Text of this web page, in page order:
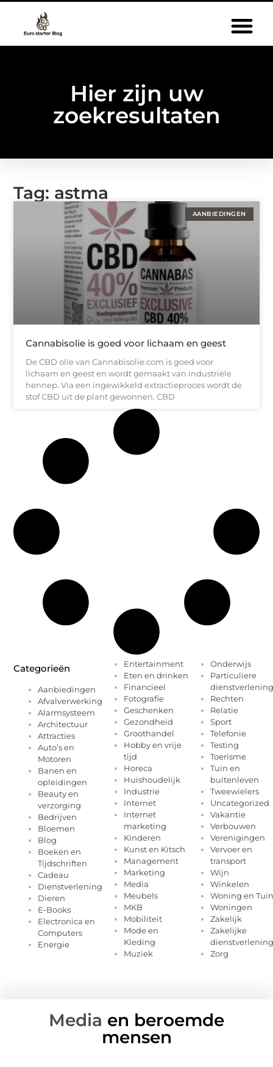
Hier zijn uw
zoekresultaten
Tag: astma
AANBIEDINGEN
Cannabisolie is goed voor lichaam en geest
De CBD olie van Cannabisolie.com is goed voor
lichaam en geest en wordt gemaakt van industriële
hennep. Via een ingewikkeld extractieproces wordt de
stof CBD uit de plant gewonnen. CBD
Categorieën
Aanbiedingen
Afvalverwerking
Alarmsysteem
Architectuur
Attracties
Auto’s en
Motoren
Banen en
opleidingen
Beauty en
verzorging
Bedrijven
Bloemen
Blog
Boeken en
Tijdschriften
Cadeau
Dienstverlening
Dieren
E-Books
Electronica en
Computers
Energie
Entertainment
Eten en drinken
Financieel
Fotografie
Geschenken
Gezondheid
Groothandel
Hobby en vrije
tijd
Horeca
Huishoudelijk
Industrie
Internet
Internet
marketing
Kinderen
Kunst en Kitsch
Management
Marketing
Media
Meubels
MKB
Mobiliteit
Mode en
Kleding
Muziek
Onderwijs
Particuliere
dienstverlening
Rechten
Relatie
Sport
Telefonie
Testing
Toerisme
Tuin en
buitenleven
Tweewielers
Uncategorized
Vakantie
Verbouwen
Verenigingen
Vervoer en
transport
Wijn
Winkelen
Woning en Tuin
Woningen
Zakelijk
Zakelijke
dienstverlening
Zorg
Media en beroemde
mensen